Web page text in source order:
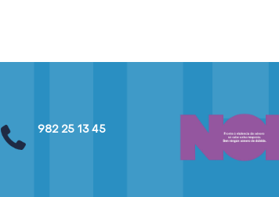
982 25 13 45